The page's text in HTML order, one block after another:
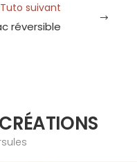
Tuto suivant
réversible